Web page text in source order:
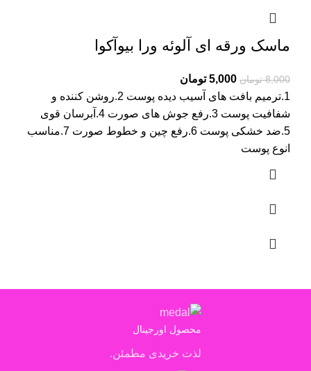
ماسک ورقه ای آلوئه ورا بیوآکوا
8,000 تومان Original
price
was:
8,000 تومان.
5,000 تومان
price
is:
5,000 تومان.
1.ترمیم بافت های آسیب دیده پوست 2.روشن کننده و
شفافیت پوست 3.رفع جوش های صورت 4.آبرسان قوی
5.ضد خشکی پوست 6.رفع چین و خطوط صورت 7.مناسب
انوع پوست
محصول اورجینال
لذت خریدی مطمئن.